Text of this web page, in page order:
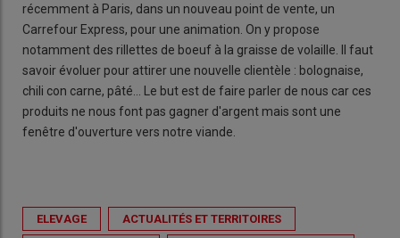
récemment à Paris, dans un nouveau point de vente, un
Carrefour Express, pour une animation. On y propose
notamment des rillettes de boeuf à la graisse de volaille. Il faut
savoir évoluer pour attirer une nouvelle clientèle : bolognaise,
chili con carne, pâté... Le but est de faire parler de nous car ces
produits ne nous font pas gagner d'argent mais sont une
fenêtre d'ouverture vers notre viande.
ELEVAGE ACTUALITÉS ET TERRITOIRES